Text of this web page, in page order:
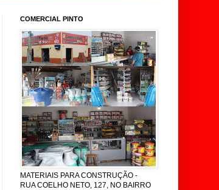
COMERCIAL PINTO
MATERIAIS PARA CONSTRUÇÃO -
RUA COELHO NETO, 127, NO BAIRRO